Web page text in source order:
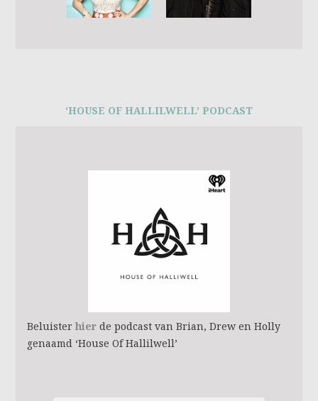
‘HOUSE OF HALLILWELL’ PODCAST
Beluister hierde podcast van Brian, Drew en Holly
genaamd ‘House Of Hallilwell’